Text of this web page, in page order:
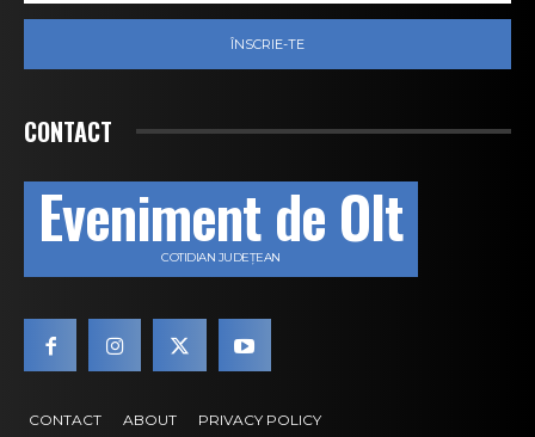
ÎNSCRIE-TE
CONTACT
Eveniment de Olt
COTIDIAN JUDEȚEAN
CONTACT ABOUT PRIVACY POLICY